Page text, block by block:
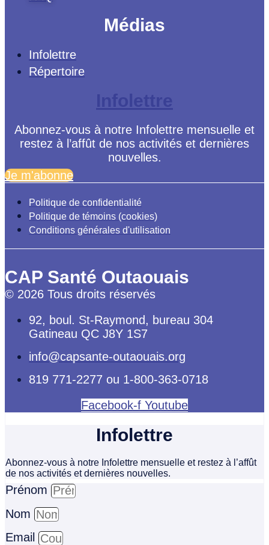
Médias
Infolettre
Répertoire
Infolettre
Abonnez-vous à notre Infolettre mensuelle et
restez à l’affût de nos activités et dernières
nouvelles.
Je m'abonne
Politique de confidentialité
Politique de témoins (cookies)
Conditions générales d'utilisation
CAP Santé Outaouais
© 2026 Tous droits réservés
92, boul. St-Raymond, bureau 304
Gatineau QC J8Y 1S7
info@capsante-outaouais.org
819 771-2277 ou 1-800-363-0718
Facebook-f Youtube
Infolettre
Abonnez-vous à notre Infolettre mensuelle et restez à l’affût
de nos activités et dernières nouvelles.
Prénom
Nom
Email